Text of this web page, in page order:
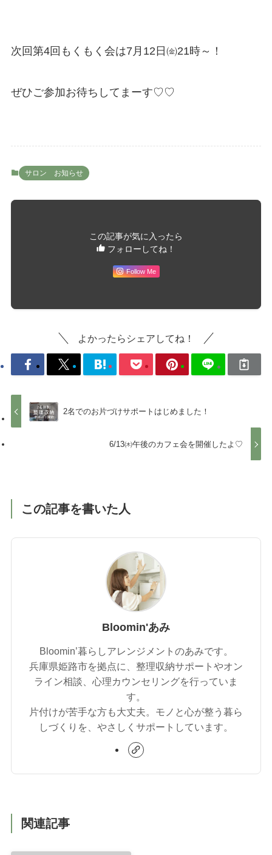
次回第4回もくもく会は7月12日㈮21時～！
ぜひご参加お待ちしてまーす♡♡
サロン お知らせ
この記事が気に入ったら
フォローしてね！
Follow Me
よかったらシェアしてね！
2名でのお片づけサポートはじめました！
6/13㈭午後のカフェ会を開催したよ♡
この記事を書いた人
Bloomin'あみ
Bloomin’暮らしアレンジメントのあみです。
兵庫県姫路市を拠点に、整理収納サポートやオン
ライン相談、心理カウンセリングを行っていま
す。
片付けが苦手な方も大丈夫。モノと心が整う暮ら
しづくりを、やさしくサポートしています。
関連記事